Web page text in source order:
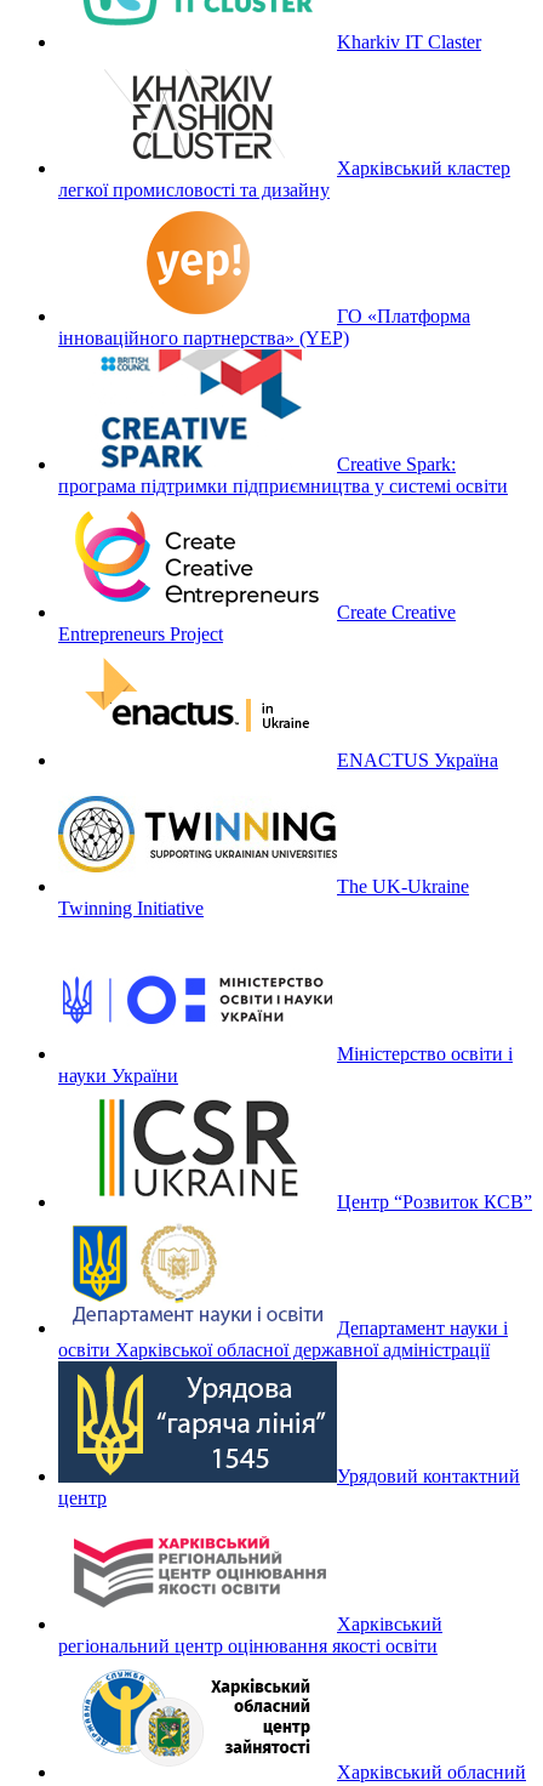
Kharkiv IT Claster
Харківський кластер
легкої промисловості та дизайну
ГО «Платформа
інноваційного партнерства» (YEP)
Creative Spark:
програма підтримки підприємництва у системі освіти
Create Creative
Entrepreneurs Project
ENACTUS Україна
The UK-Ukraine
Twinning Initiative
Міністерство освіти і
науки України
Центр “Розвиток КСВ”
Департамент науки і
освіти Харківської обласної державної адміністрації
Урядовий контактний
центр
Харківський
регіональний центр оцінювання якості освіти
Харківський обласний